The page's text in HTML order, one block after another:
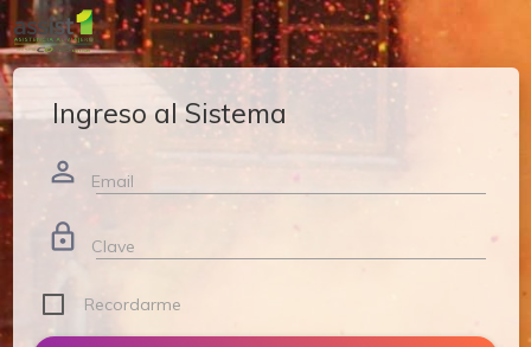
Ingreso al Sistema
person_outline Email
lock_outline Clave
Recordarme